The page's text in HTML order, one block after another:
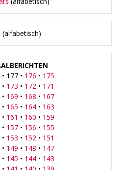
(alfabetisch)
177 • 176 • 175
• 173 • 172• 171
• 169 • 168 • 167
• 165 • 164• 163
• 161 • 160 • 159
• 157• 156 • 155
• 153 • 152• 151
• 149 • 148 • 147
• 145 • 144• 143